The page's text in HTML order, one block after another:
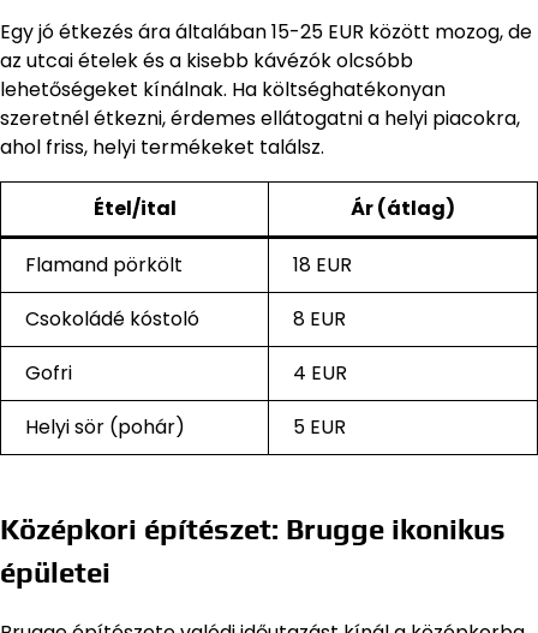
Egy jó étkezés ára általában 15-25 EUR között mozog, de
az utcai ételek és a kisebb kávézók olcsóbb
lehetőségeket kínálnak. Ha költséghatékonyan
szeretnél étkezni, érdemes ellátogatni a helyi piacokra,
ahol friss, helyi termékeket találsz.
Étel/ital Ár (átlag)
Flamand pörkölt
18 EUR
Csokoládé kóstoló
8 EUR
Gofri
4 EUR
Helyi sör (pohár)
5 EUR
Középkori építészet: Brugge ikonikus
épületei